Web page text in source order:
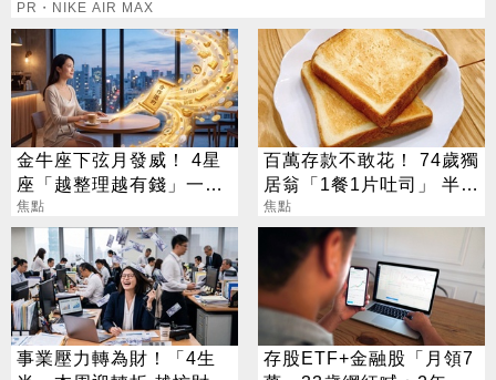
PR・NIKE AIR MAX
金牛座下弦月發威！ 4星
座「越整理越有錢」一路
旺運到10月
焦點
百萬存款不敢花！ 74歲獨
居翁「1餐1片吐司」 半年
暴瘦嚇壞女兒
焦點
事業壓力轉為財！「4生
存股ETF+金融股「月領7